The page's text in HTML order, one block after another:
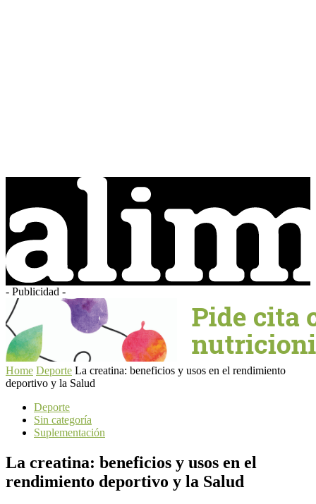
- Publicidad -
Home Deporte La creatina: beneficios y usos en el rendimiento
deportivo y la Salud
Deporte
Sin categoría
Suplementación
La creatina: beneficios y usos en el
rendimiento deportivo y la Salud